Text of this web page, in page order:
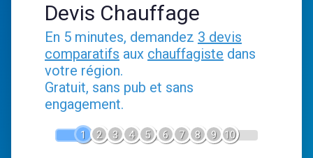
Devis Chauffage
En 5 minutes, demandez 3 devis
comparatifs aux chauffagiste dans
votre région.
Gratuit, sans pub et sans
engagement.
1 2 3 4 5 6 7 8 9 10